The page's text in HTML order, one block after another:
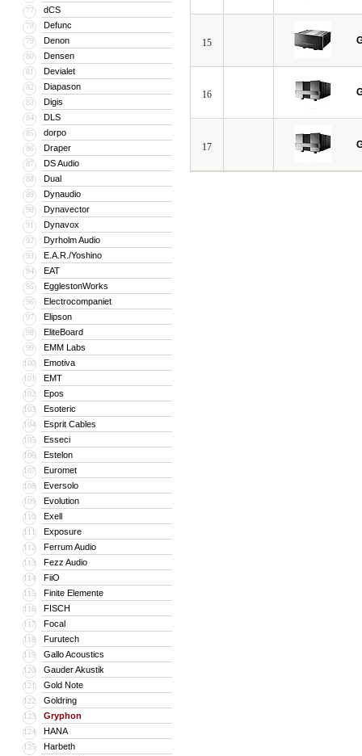
77 dCS
78 Defunc
79 Denon
80 Densen
81 Devialet
82 Diapason
83 Digis
84 DLS
85 dorpo
86 Draper
87 DS Audio
88 Dual
89 Dynaudio
90 Dynavector
91 Dynavox
92 Dyrholm Audio
93 E.A.R./Yoshino
94 EAT
95 EgglestonWorks
96 Electrocompaniet
97 Elipson
98 EliteBoard
99 EMM Labs
100 Emotiva
101 EMT
102 Epos
103 Esoteric
104 Esprit Cables
105 Esseci
106 Estelon
107 Euromet
108 Eversolo
109 Evolution
110 Exell
111 Exposure
112 Ferrum Audio
113 Fezz Audio
114 FiiO
115 Finite Elemente
116 FISCH
117 Focal
118 Furutech
119 Gallo Acoustics
120 Gauder Akustik
121 Gold Note
122 Goldring
123 Gryphon
124 HANA
125 Harbeth
15
16
17